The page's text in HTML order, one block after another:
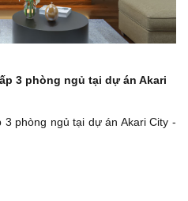
3 phòng ngủ tại dự án Akari
phòng ngủ tại dự án Akari City -